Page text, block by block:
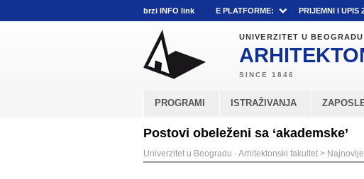
brzi INFO link E PLATFORME: PRIJEMNI I UPIS
UNIVERZITET U BEOGRADU
PROGRAMI ISTRAŽIVANJA
Postovi obeleženi sa ‘akademske’
Univerzitet u Beogradu - Arhitektonski fakultet > Najnovije